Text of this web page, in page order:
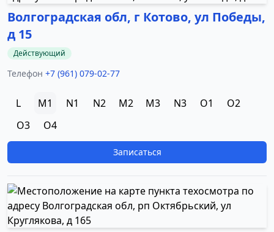
Волгоградская обл, г Котово, ул Победы,
д 15
Действующий
Телефон +7 (961) 079-02-77
L M1 N1 N2 M2 M3 N3 O1
O2
O3
O4
Записаться